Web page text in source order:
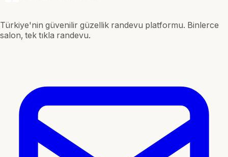
Türkiye'nin güvenilir güzellik randevu platformu. Binlerce
salon, tek tıkla randevu.